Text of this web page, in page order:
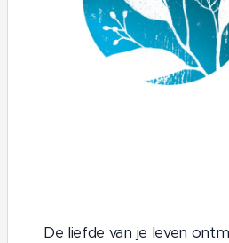
De liefde van je leven